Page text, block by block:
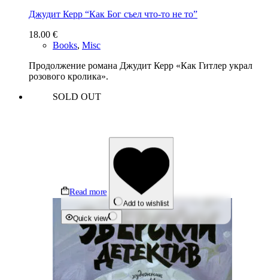
Джудит Керр “Как Бог съел что-то не то”
18.00 €
Books, Misc
Продолжение романа Джудит Керр «Как Гитлер украл
розового кролика».
SOLD OUT
Read more
Add to wishlist
Quick view